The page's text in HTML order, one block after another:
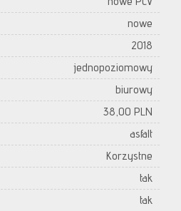
nowe
2018
jednopoziomowy
biurowy
38,00 PLN
asfalt
Korzystne
tak
tak